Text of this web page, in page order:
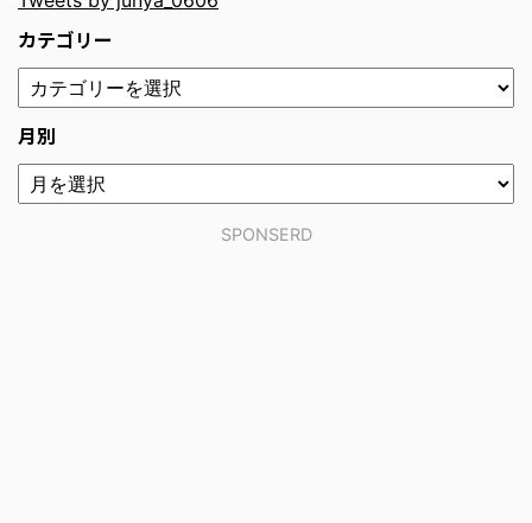
カテゴリー
月別
SPONSERD